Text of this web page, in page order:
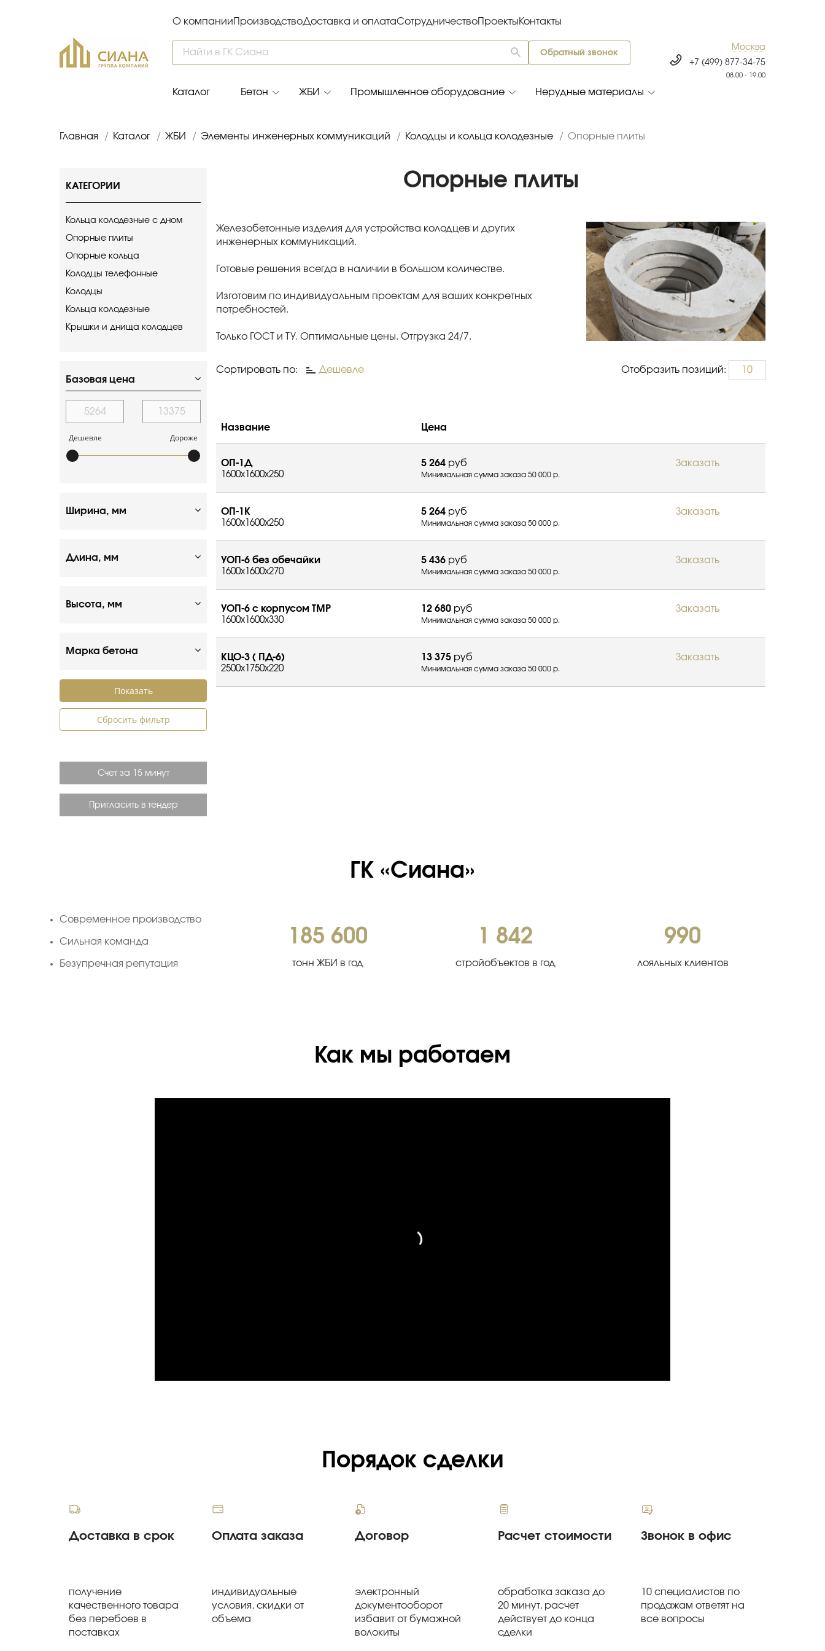
О компании ПроизводствоДоставка и оплатаСотрудничество ПроектыКонтакты
Обратный звонок
Москва
+7 (499) 877-34-75
08.00 - 19.00
Каталог Бетон ЖБИ Промышленное оборудование Нерудные материалы
Главная / Каталог / ЖБИ / Элементы инженерных коммуникаций / Колодцы и кольца колодезные / Опорные плиты
КАТЕГОРИИ
Кольца колодезные с дном
Опорные плиты
Опорные кольца
Колодцы телефонные
Колодцы
Кольца колодезные
Крышки и днища колодцев
Базовая цена
Дешевле Дороже
Ширина, мм
Длина, мм
Высота, мм
Марка бетона
Сбросить фильтр
Счет за 15 минут
Пригласить в тендер
Опорные плиты
Железобетонные изделия для устройства колодцев и других
инженерных коммуникаций.
Готовые решения всегда в наличии в большом количестве.
Изготовим по индивидуальным проектам для ваших конкретных
потребностей.
Только ГОСТ и ТУ. Оптимальные цены. Отгрузка 24/7.
Сортировать по: Дешевле Отобразить позиций: 10
Название Цена
ОП-1Д
1600x1600x250
5 264 руб
Минимальная сумма заказа 50 000 р.
Заказать
ОП-1К
1600x1600x250
5 264 руб
Минимальная сумма заказа 50 000 р.
Заказать
УОП-6 без обечайки
1600x1600x270
5 436 руб
Минимальная сумма заказа 50 000 р.
Заказать
УОП-6 с корпусом ТМР
1600x1600x330
12 680 руб
Минимальная сумма заказа 50 000 р.
Заказать
КЦО-3 ( ПД-6)
2500x1750x220
13 375 руб
Минимальная сумма заказа 50 000 р.
Заказать
ГК «Сиана»
Cовременное производство
Сильная команда
Безупречная репутация
185 600
тонн ЖБИ в год
1 842
стройобъектов в год
990
лояльных клиентов
Как мы работаем
Порядок сделки
Доставка в срок
получение
качественного товара
без перебоев в
поставках
Оплата заказа
индивидуальные
условия, скидки от
объема
Договор
электронный
документооборот
избавит от бумажной
волокиты
Расчет стоимости
обработка заказа до
20 минут, расчет
действует до конца
сделки
Звонок в офис
10 специалистов по
продажам ответят на
все вопросы